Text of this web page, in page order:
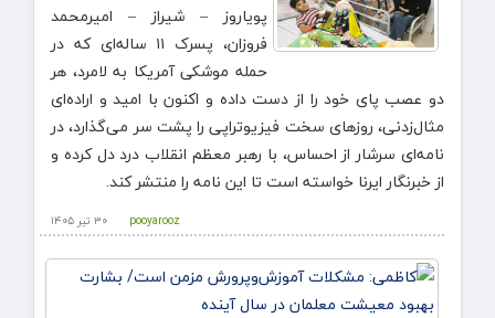
پویاروز – شیراز – امیرمحمد
فروزان، پسرک ۱۱ ساله‌ای که در
حمله موشکی آمریکا به لامرد، هر
دو عصب پای خود را از دست داده و اکنون با امید و اراده‌ای
مثال‌زدنی، روزهای سخت فیزیوتراپی را پشت سر می‌گذارد، در
نامه‌ای سرشار از احساس، با رهبر معظم انقلاب درد دل کرده و
از خبرنگار ایرنا خواسته است تا این نامه را منتشر کند.
۳۰ تیر ۱۴۰۵ pooyarooz